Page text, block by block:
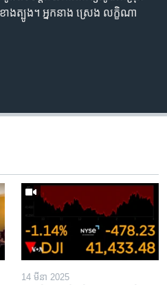
ាងត្បូង។ អ្នកនាង ស្រេង លក្ខិណា
14 មីនា 2025